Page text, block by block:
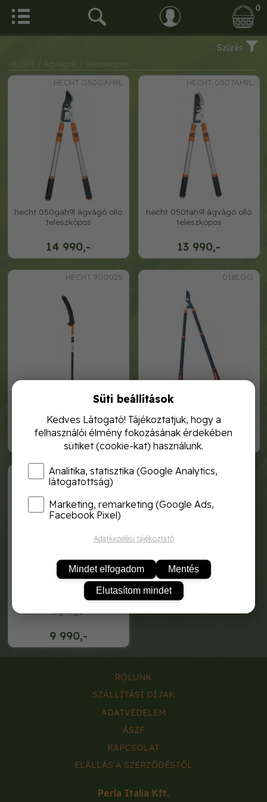
0
Szűrés
HECHT / Ágvágók
/ Teleszkópos
HECHT 050GAH9L
14 990,-
hecht 050gah9l ágvágó olló
teleszkópos
HECHT 050TAH9L
13 990,-
hecht 050tah9l ágvágó olló
teleszkópos
HECHT 900025
11 990,-
hecht 900025 teleszkópos
ágvágó fűrész 250cm
018LGG
7 990,-
hecht 018 lgg teleszkópos
ágvágó
020ALGG
9 990,-
hecht 020 algg teleszkópos
RÓLUNK
SZÁLLÍTÁSI DÍJAK
ADATVÉDELEM
ÁSZF
KAPCSOLAT
ELÁLLÁS A SZERZŐDÉSTŐL
Perla Italia Kft.
Süti beállítások
Kedves Látogató! Tájékoztatjuk, hogy a
felhasználói élmény fokozásának érdekében
sütiket (cookie-kat) használunk.
Analitika, statisztika (Google Analytics,
látogatottság)
Marketing, remarketing (Google Ads,
Facebook Pixel)
Adatkezelési tájékoztató
Mindet elfogadom Mentés
Elutasítom mindet